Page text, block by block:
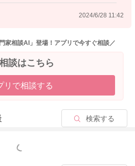
ともあるようなので、見守りつつ、
財布を出してきたり、色々と出して
バンだから、大事大事だよ。
されてみるのもいいと思います。
と思いますので、その加減はえびさ
めていただいていいと思います。
2024/6/28 11:42
家相談AI」登場！アプリで今すぐ相談／
談はこちら
リで相談する
検索する
もっと見る